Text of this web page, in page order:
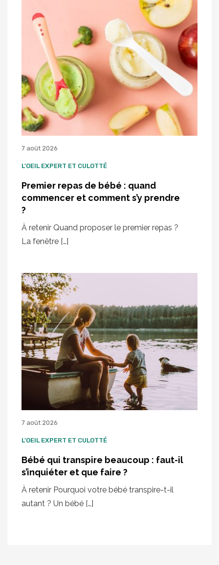
7 août 2026
L'OEIL EXPERT ET CULOTTÉ
Premier repas de bébé : quand
commencer et comment s’y prendre
?
À retenir Quand proposer le premier repas ?
La fenêtre […]
7 août 2026
L'OEIL EXPERT ET CULOTTÉ
Bébé qui transpire beaucoup : faut-il
s’inquiéter et que faire ?
À retenir Pourquoi votre bébé transpire-t-il
autant ? Un bébé […]